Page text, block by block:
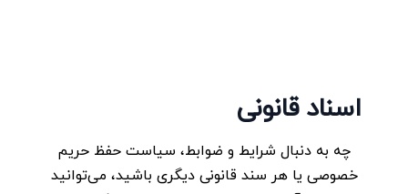
اسناد قانونی
چه به دنبال شرایط و ضوابط، سیاست حفظ حریم
خصوصی یا هر سند قانونی دیگری باشید، می‌توانید